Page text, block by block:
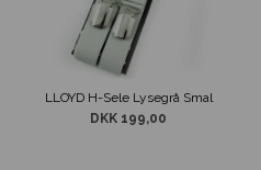
LLOYD H-Sele Lysegrå Smal
DKK 199,00